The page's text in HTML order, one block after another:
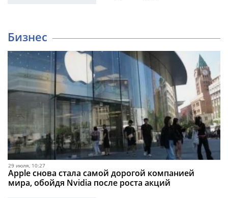
Бизнес
29 июля, 10:27
Apple снова стала самой дорогой компанией
мира, обойдя Nvidia после роста акций